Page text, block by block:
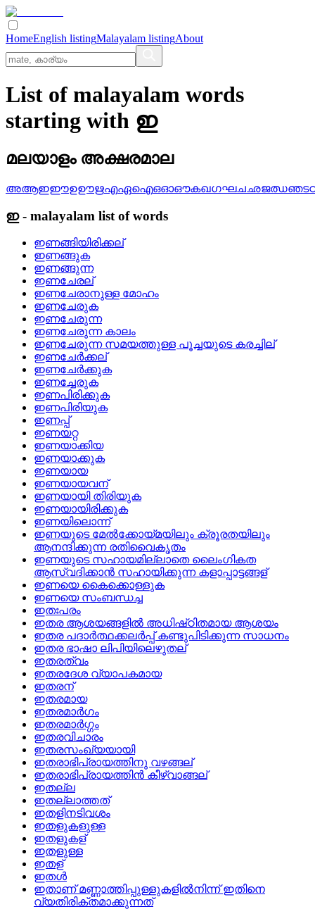
HomeEnglish listingMalayalam listingAbout
List of malayalam words
starting with ഇ
മലയാളം അക്ഷരമാല
അആഇഈഉഊഋഎഏഐഒഓഔകഖഗഘചഛജഝഞട
ഇ- malayalam list of words
ഇണങ്ങിയിരിക്കല്
ഇണങ്ങുക
ഇണങ്ങുന്ന
ഇണചേരല്
ഇണചേരാനുള്ള മോഹം
ഇണചേരുക
ഇണചേരുന്ന
ഇണചേരുന്ന കാലം
ഇണചേരുന്ന സമയത്തുള്ള പൂച്ചയുടെ കരച്ചില്
ഇണചേര്‍ക്കല്
ഇണചേര്‍ക്കുക
ഇണച്ചേരുക
ഇണപിരിക്കുക
ഇണപിരിയുക
ഇണപ്പ്
ഇണയറ്റ
ഇണയാക്കിയ
ഇണയാക്കുക
ഇണയായ
ഇണയായവന്
ഇണയായി തിരിയുക
ഇണയായിരിക്കുക
ഇണയിലൊന്ന്
ഇണയുടെ മേല്‍ക്കോയ്‌മയിലും ക്രൂരതയിലും
ആനന്ദിക്കുന്ന രതിവൈകൃതം
ഇണയുടെ സഹായമില്ലാതെ ലൈംഗികത
ആസ്വദിക്കാന്‍ സഹായിക്കുന്ന കളാപ്പാട്ടങ്ങള്
ഇണയെ കൈക്കൊള്ളുക
ഇണയെ സംബന്ധച്ച
ഇതഃപരം
ഇതര ആശയങ്ങളില്‍ അധിഷ്‌ഠിതമായ ആശയം
ഇതര പദാര്‍ത്ഥക്കലര്‍പ്പ്‌ കണ്ടുപിടിക്കുന്ന സാധനം
ഇതര ഭാഷാ ലിപിയിലെഴുതല്
ഇതരത്വം
ഇതരദേശ വ്യാപകമായ
ഇതരന്
ഇതരമായ
ഇതരമാര്‍ഗം
ഇതരമാര്‍ഗ്ഗം
ഇതരവിചാരം
ഇതരസംഖ്യയായി
ഇതരാഭിപ്രായത്തിനു വഴങ്ങല്
ഇതരാഭിപ്രായത്തിന്‍ കീഴ്‌വാങ്ങല്
ഇതല്ല
ഇതല്ലാത്തത്
ഇതളിനടിവശം
ഇതളുകളുള്ള
ഇതളുകള്
ഇതളുള്ള
ഇതള്
ഇതള്‍
ഇതാണ്‌ മണ്ണാത്തിപ്പുള്ളുകളില്‍നിന്ന്‌ ഇതിനെ
വ്യതിരിക്തമാക്കുന്നത്